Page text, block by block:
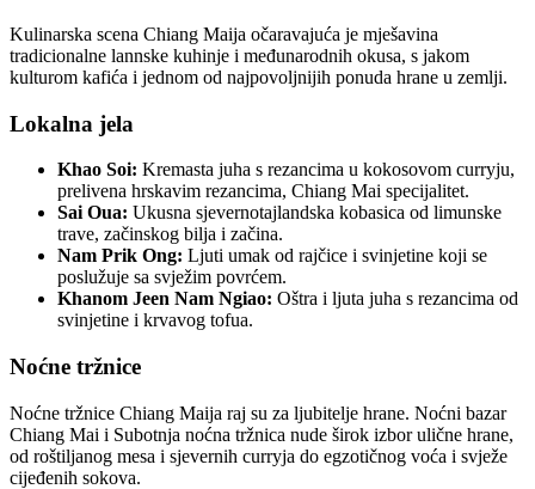
Kulinarska scena Chiang Maija očaravajuća je mješavina
tradicionalne lannske kuhinje i međunarodnih okusa, s jakom
kulturom kafića i jednom od najpovoljnijih ponuda hrane u zemlji.
Lokalna jela
Khao Soi: Kremasta juha s rezancima u kokosovom curryju,
prelivena hrskavim rezancima, Chiang Mai specijalitet.
Sai Oua: Ukusna sjevernotajlandska kobasica od limunske
trave, začinskog bilja i začina.
Nam Prik Ong: Ljuti umak od rajčice i svinjetine koji se
poslužuje sa svježim povrćem.
Khanom Jeen Nam Ngiao: Oštra i ljuta juha s rezancima od
svinjetine i krvavog tofua.
Noćne tržnice
Noćne tržnice Chiang Maija raj su za ljubitelje hrane. Noćni bazar
Chiang Mai i Subotnja noćna tržnica nude širok izbor ulične hrane,
od roštiljanog mesa i sjevernih curryja do egzotičnog voća i svježe
cijeđenih sokova.